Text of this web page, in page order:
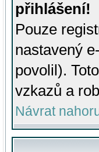
přihlášení!
Pouze
nastavený
povolil).
vzkazů a
Návrat